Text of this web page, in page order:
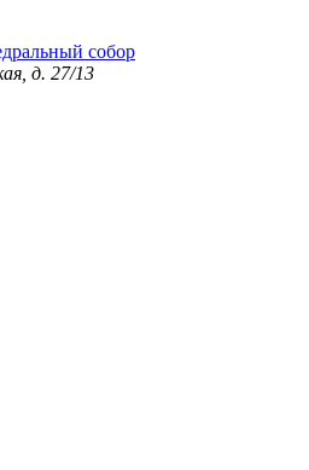
собор
д. 27/13